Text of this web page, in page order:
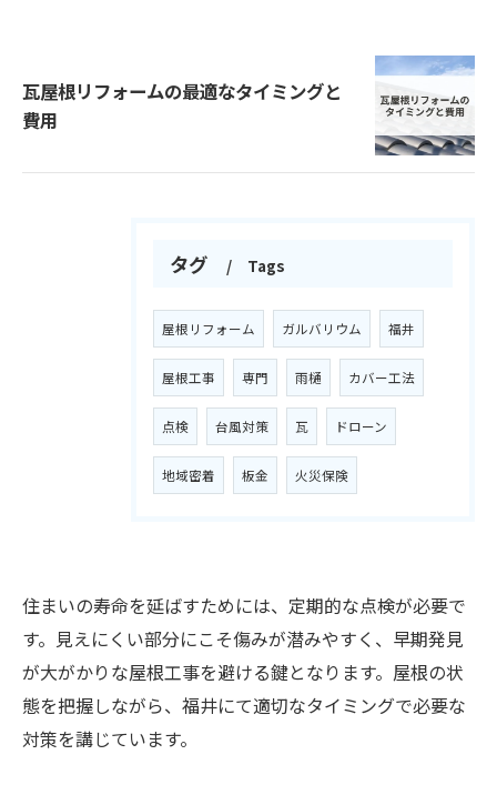
瓦屋根リフォームの最適なタイミングと
費用
タグ Tags
屋根リフォーム ガルバリウム 福井
屋根工事 専門 雨樋 カバー工法
点検 台風対策 瓦 ドローン
地域密着 板金 火災保険
住まいの寿命を延ばすためには、定期的な点検が必要で
す。見えにくい部分にこそ傷みが潜みやすく、早期発見
が大がかりな屋根工事を避ける鍵となります。屋根の状
態を把握しながら、福井にて適切なタイミングで必要な
対策を講じています。
お気軽にご相談ください